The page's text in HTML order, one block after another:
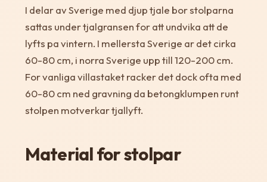
I delar av Sverige med djup tjale bor stolparna
sattas under tjalgransen for att undvika att de
lyfts pa vintern. I mellersta Sverige ar det cirka
60-80 cm, i norra Sverige upp till 120-200 cm.
For vanliga villastaket racker det dock ofta med
60-80 cm ned gravning da betongklumpen runt
stolpen motverkar tjallyft.
Material for stolpar